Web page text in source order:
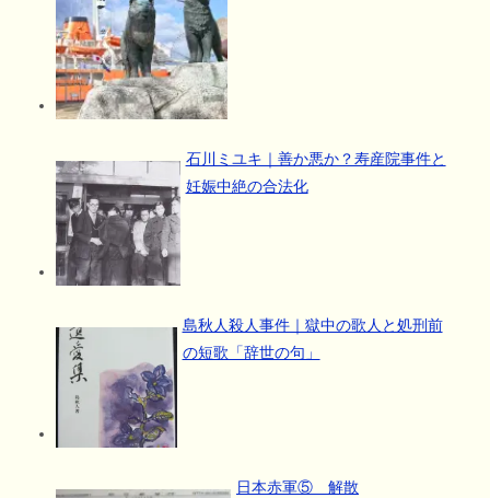
石川ミユキ｜善か悪か？寿産院事件と
妊娠中絶の合法化
島秋人殺人事件｜獄中の歌人と処刑前
の短歌「辞世の句」
日本赤軍⑤ 解散